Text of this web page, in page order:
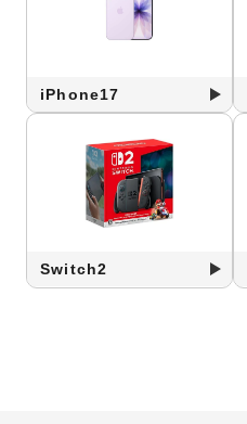
iPhone17
Switch2